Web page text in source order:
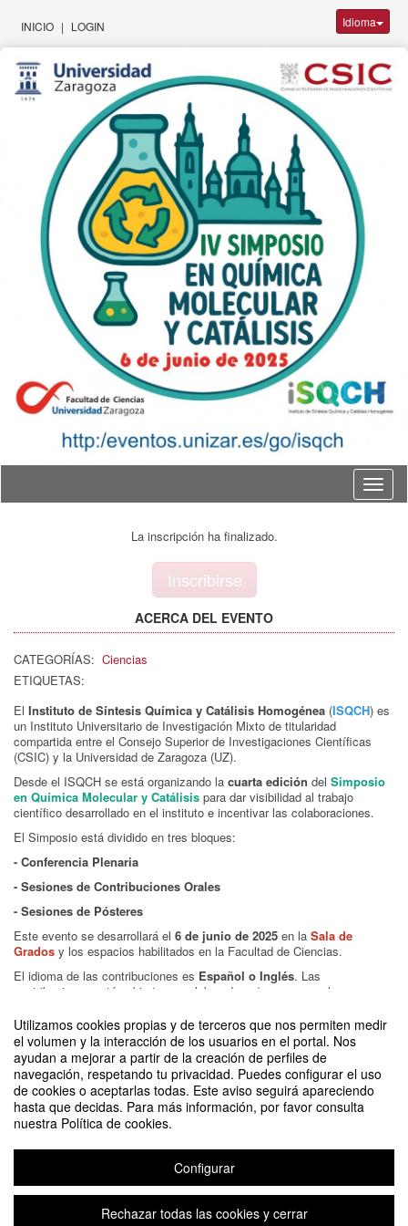
Utilizamos cookies propias y de terceros que nos permiten medir
el volumen y la interacción de los usuarios en el portal. Nos
ayudan a mejorar a partir de la creación de perfiles de
navegación, respetando tu privacidad. Puedes configurar el uso
de cookies o aceptarlas todas. Este aviso seguirá apareciendo
hasta que decidas. Para más información, por favor consulta
nuestra Política de cookies.
Configurar
Rechazar todas las cookies y cerrar
INICIO | LOGIN Idioma
Idioma
La inscripción ha finalizado.
Inscribirse
ACERCA DEL EVENTO
CATEGORÍAS: Ciencias
ETIQUETAS:
El Instituto de Síntesis Química y Catálisis Homogénea (ISQCH) es
un Instituto Universitario de Investigación Mixto de titularidad
compartida entre el Consejo Superior de Investigaciones Científicas
(CSIC) y la Universidad de Zaragoza (UZ).
Desde el ISQCH se está organizando la cuarta edición del Simposio
en Química Molecular y Catálisis para dar visibilidad al trabajo
científico desarrollado en el instituto e incentivar las colaboraciones.
El Simposio está dividido en tres bloques:
- Conferencia Plenaria
- Sesiones de Contribuciones Orales
- Sesiones de Pósteres
Este evento se desarrollará el 6 de junio de 2025 en la Sala de
Grados y los espacios habilitados en la Facultad de Ciencias.
El idioma de las contribuciones es Español o Inglés. Las
contribuciones están abiertas a colaboradores/as y personal
Doctorado.
Para participar, envía tu Abstract (puedesdescargar la plantilla aquí
antes el 30 de mayo.
La inscripción ha finalizado.
Inscribirse